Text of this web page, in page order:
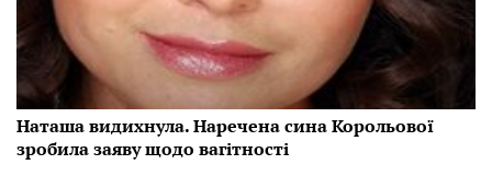
Наташа видихнула. Наречена сина Корольової
зробила заяву щодо вагітності